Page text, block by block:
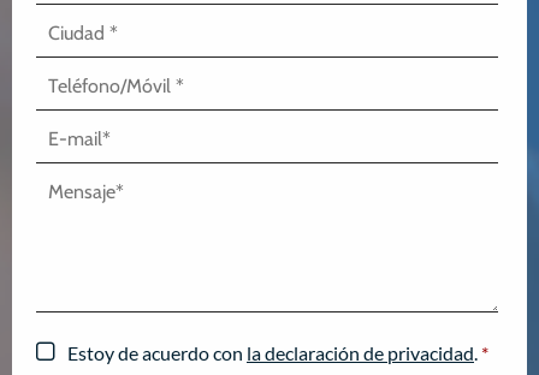
Estoy de acuerdo con la declaración de privacidad. *